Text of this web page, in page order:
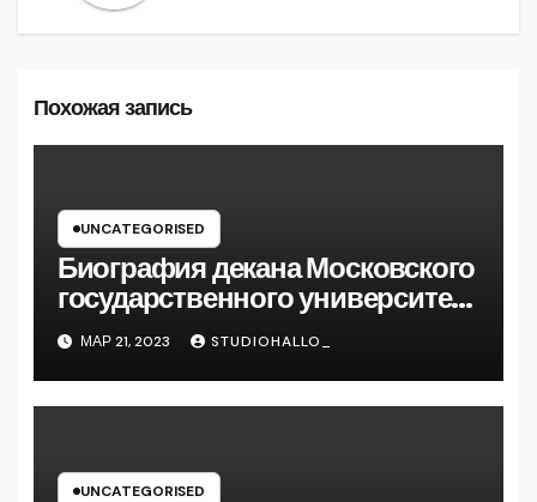
Похожая запись
UNCATEGORISED
Биография декана Московского
государственного университета
Андрея Сидорова — от студента
до руководителя
МАР 21, 2023 STUDIOHALLO_
UNCATEGORISED